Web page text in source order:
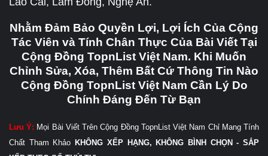
Nhằm Đảm Bảo Quyền Lợi, Lợi Ích Của Cộng
Tác Viên và Tính Chân Thực Của Bài Viết Tại
Cộng Đồng TopnList Việt Nam. Khi Muốn
Chỉnh Sửa, Xóa, Thêm Bất Cứ Thông Tin Nào
Cộng Đồng TopnList Việt Nam Cần Lý Do
Chính Đáng Đến Từ Bạn
Lưu Ý: Mọi Bài Viết Trên Cộng Đồng TopnList Việt Nam Chỉ Mang Tính
Chất Tham KhảoKHÔNG XẾP HẠNG, KHÔNG BÌNH CHỌN - SẮP